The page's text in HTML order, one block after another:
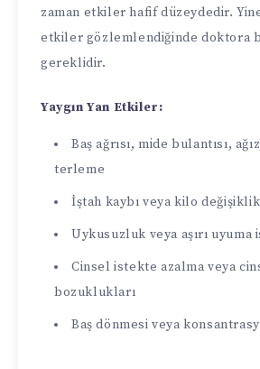
zaman etkiler hafif düzeydedir.
etkiler gözlemlendiğinde doktora
gereklidir.
Yaygın Yan Etkiler:
Baş ağrısı, mide bulantısı,
terleme
İştah kaybı veya kilo
Uykusuzluk veya aşırı uyuma
Cinsel istekte azalma veya
bozuklukları
Baş dönmesi veya